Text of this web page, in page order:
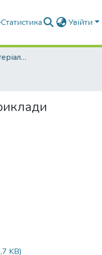
Статистика Увійти
Конференції та матеріали конференцій
KB)